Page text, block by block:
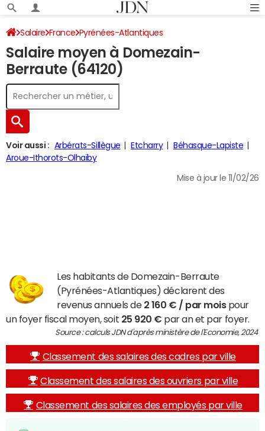
Salaire France Pyrénées-Atlantiques
Salaire moyen à Domezain-
Berraute (64120)
Voir aussi : Arbérats-Sillègue Etcharry
Béhasque-Lapiste
Aroue-Ithorots-Olhaïby
Mise à jour le 11/02/26
Les habitants de Domezain-Berraute
(Pyrénées-Atlantiques) déclarent des
revenus annuels de 2 160 € / par moispour
un foyer fiscal moyen, soit 25 920 € par an et par foyer.
Source : calculs JDN d'après ministère de l'Economie, 2024
Classement des salaires des cadres par ville
Classement des salaires des ouvriers par ville
Classement des salaires des employés par ville